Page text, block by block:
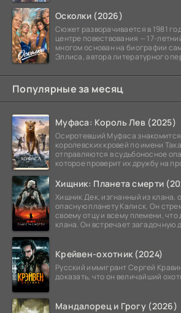
Осколки (2026)
Сюжет разворачивается в 1981
центре повествования — 17-
многом основан на биографии
Эллиса, автора литературного
Популярные за месяц
Муфаса: Король Лев (2025)
Осиротевший Муфаса
королевских кровей по имени
отправляются в судьбоносное
которое проверит их дружбу на
Хищник: Планета смерти
Хищник Дек, изгнанный из клана,
опасную планету Калиск. Он
своему отцу и всему племени,
клана. Он встречает загадочную
Крейвен-охотник (2024)
Русский иммигрант Сергей
доказать, что он величайший
Мандалорец и Грогу (2026)